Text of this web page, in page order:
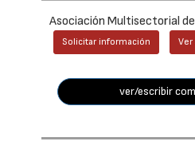
Asociación Multisectorial
Solicitar información
ver/escribir